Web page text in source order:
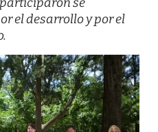
el desarrollo y por el